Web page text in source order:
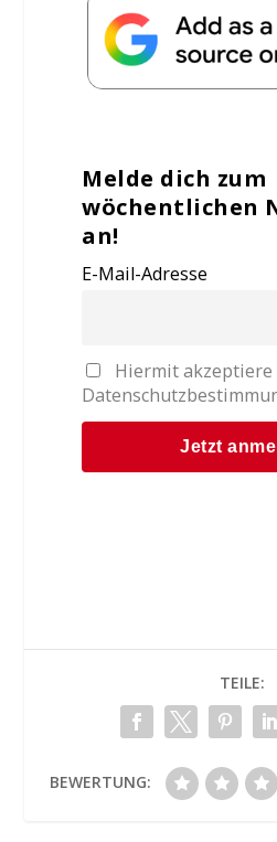
Melde dich zum
wöchentlichen
an!
E-Mail-Adresse
Hiermit akzeptiere
TEILE:
BEWERTUNG: